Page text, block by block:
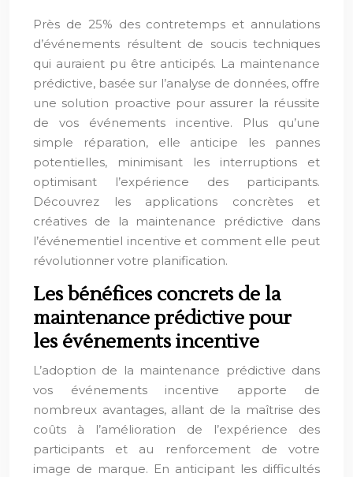
Près de 25% des contretemps et annulations
d’événements résultent de soucis techniques
qui auraient pu être anticipés. La maintenance
prédictive, basée sur l’analyse de données, offre
une solution proactive pour assurer la réussite
de vos événements incentive. Plus qu’une
simple réparation, elle anticipe les pannes
potentielles, minimisant les interruptions et
optimisant l’expérience des participants.
Découvrez les applications concrètes et
créatives de la maintenance prédictive dans
l’événementiel incentive et comment elle peut
révolutionner votre planification.
Les bénéfices concrets de la
maintenance prédictive pour
les événements incentive
L’adoption de la maintenance prédictive dans
vos événements incentive apporte de
nombreux avantages, allant de la maîtrise des
coûts à l’amélioration de l’expérience des
participants et au renforcement de votre
image de marque. En anticipant les difficultés